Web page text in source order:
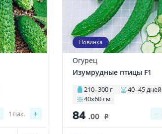
+
1 пак.
Новинка
Огурец
Изумрудные птицы F1
210–300 г
40–45 дней
40х60 см
84 .00 i −